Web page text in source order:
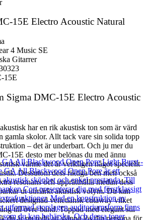
15E Electro Acoustic Natural
4 Music SE
Gitarrer
15E
Sigma DMC-15E Electro Acoustic
har en rik akustisk ton som är värd
gamla skolor. Allt tack vare sin solida topp
– det är underbart. Och ju mer du
15E desto mer belönas du med ännu
värme det är verkligen något speciellt
Dessutom dess riktiga ben men också
resonans och upprätthålla medan dess
ut utmärkt akustisk volym. Du kan
designad venetiansk cutaway vilket
till övre band. Toppad med elegant stil